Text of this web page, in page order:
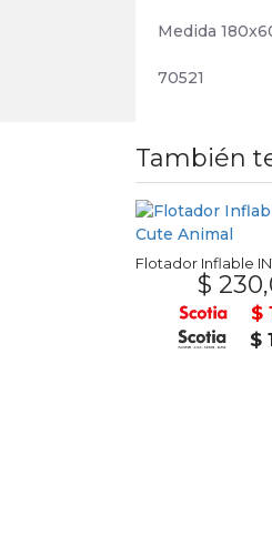
Medida
70521
También
$
$
$